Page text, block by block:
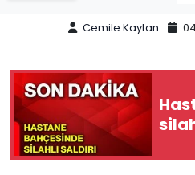
Cemile Kaytan